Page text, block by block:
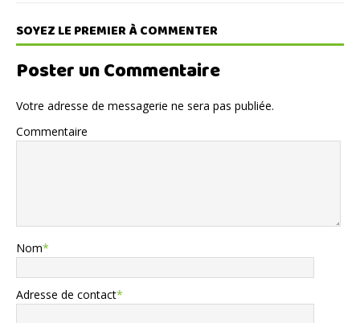
SOYEZ LE PREMIER À COMMENTER
Poster un Commentaire
Votre adresse de messagerie ne sera pas publiée.
Commentaire
Nom*
Adresse de contact*